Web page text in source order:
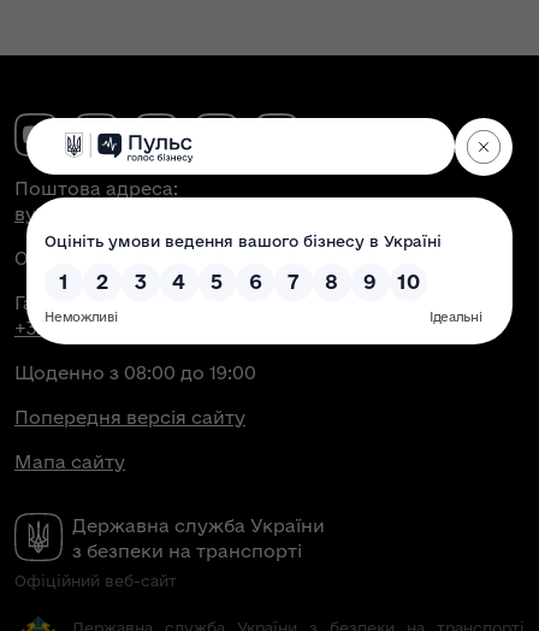
Державна служба України
з безпеки на транспорті
Офіційний веб-сайт
Поштова адреса:
вул. Антоновича, 51, м. Київ, 03150
Офіційна електронна пошта:
Гаряча лінія Укртрансбезпеки:
+38 (044) 350-43-04
Щоденно з 08:00 до 19:00
Попередня версія сайту
Мапа сайту
Державна служба України з безпеки на транспорті